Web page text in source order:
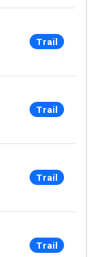
Trail
Trail
Trail
Trail